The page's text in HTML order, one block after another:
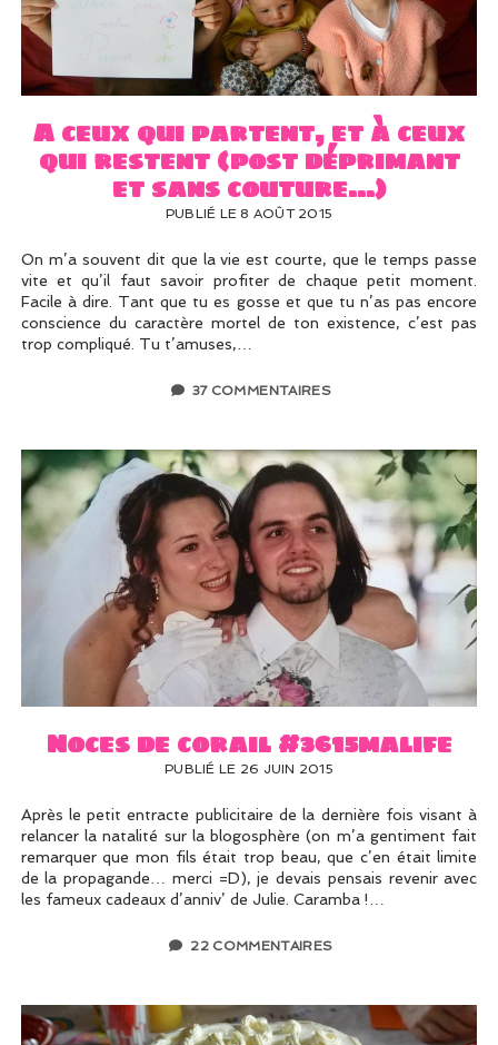
A ceux qui partent, et à ceux
qui restent (post déprimant
et sans couture…)
PUBLIÉ LE 8 AOÛT 2015
On m’a souvent dit que la vie est courte, que le temps passe
vite et qu’il faut savoir profiter de chaque petit moment.
Facile à dire. Tant que tu es gosse et que tu n’as pas encore
conscience du caractère mortel de ton existence, c’est pas
trop compliqué. Tu t’amuses,…
37 COMMENTAIRES
Noces de corail #3615malife
PUBLIÉ LE 26 JUIN 2015
Après le petit entracte publicitaire de la dernière fois visant à
relancer la natalité sur la blogosphère (on m’a gentiment fait
remarquer que mon fils était trop beau, que c’en était limite
de la propagande… merci =D), je devais pensais revenir avec
les fameux cadeaux d’anniv’ de Julie. Caramba !…
22 COMMENTAIRES